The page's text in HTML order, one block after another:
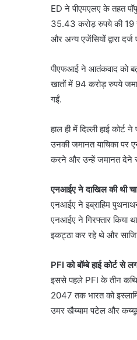
ED ने पीएमएलए के तहत
35.43 करोड़ रुपये की 19
और अन्य एजेंसियों द्वारा
पीएफआई ने आतंकवाद को
खातों में 94 करोड़ रुपये
गईं.
हाल ही में दिल्ली हाई
उनकी जमानत याचिका पर
करने और उन्हें जमानत देने से
एनआईए ने दाखिल की थी
एनआईए ने इब्राहिम
एनआईए ने गिरफ्तार किया
इकट्ठा कर रहे थे और
PFI को बॉम्बे हाई कोर्ट से
इससे पहले PFI के तीन
2047 तक भारत को
उमर खैय्याम पटेल और